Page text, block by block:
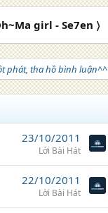
girl - Se7en 〉
phát, tha hồ bình luận^^
23/10/2011
Lời Bài Hát
22/10/2011
Lời Bài Hát